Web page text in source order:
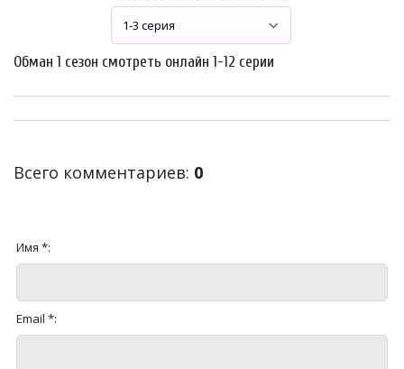
Обман 1 сезон смотреть онлайн 1-12 серии
Всего комментариев: 0
Имя *:
Email *: